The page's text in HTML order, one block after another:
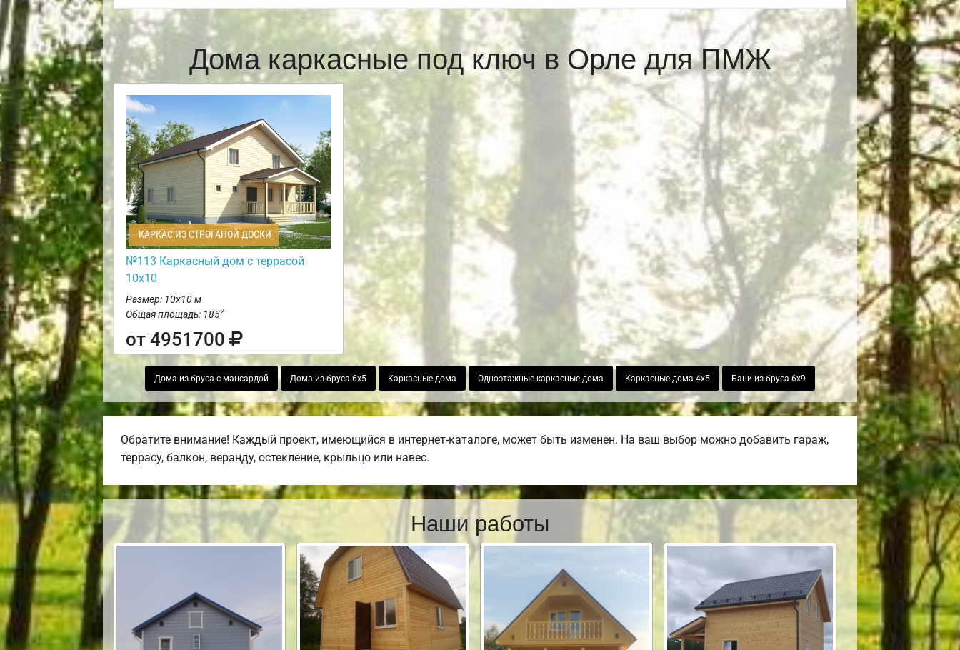
Дома каркасные под ключ в Орле для ПМЖ
КАРКАС ИЗ СТРОГАНОЙ ДОСКИ
№113 Каркасный дом с террасой
10х10
Размер: 10х10 м
Общая площадь: 1852
от 4951700
Дома из бруса с мансардой Дома из бруса 6х5 Каркасные дома Одноэтажные каркасные дома Каркасные дома 4х5 Бани из бруса 6х9
Обратите внимание! Каждый проект, имеющийся в интернет-каталоге, может быть изменен. На ваш выбор можно добавить гараж,
террасу, балкон, веранду, остекление, крыльцо или навес.
Наши работы